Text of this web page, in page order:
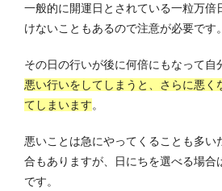
一般的に開運日とされている一粒万倍
けないこともあるので注意が必要です。
その日の行いが後に何倍にもなって自
悪い行いをしてしまうと、さらに悪く
てしまいます。
悪いことは急にやってくることも多い
合もありますが、日にちを選べる場合
です。